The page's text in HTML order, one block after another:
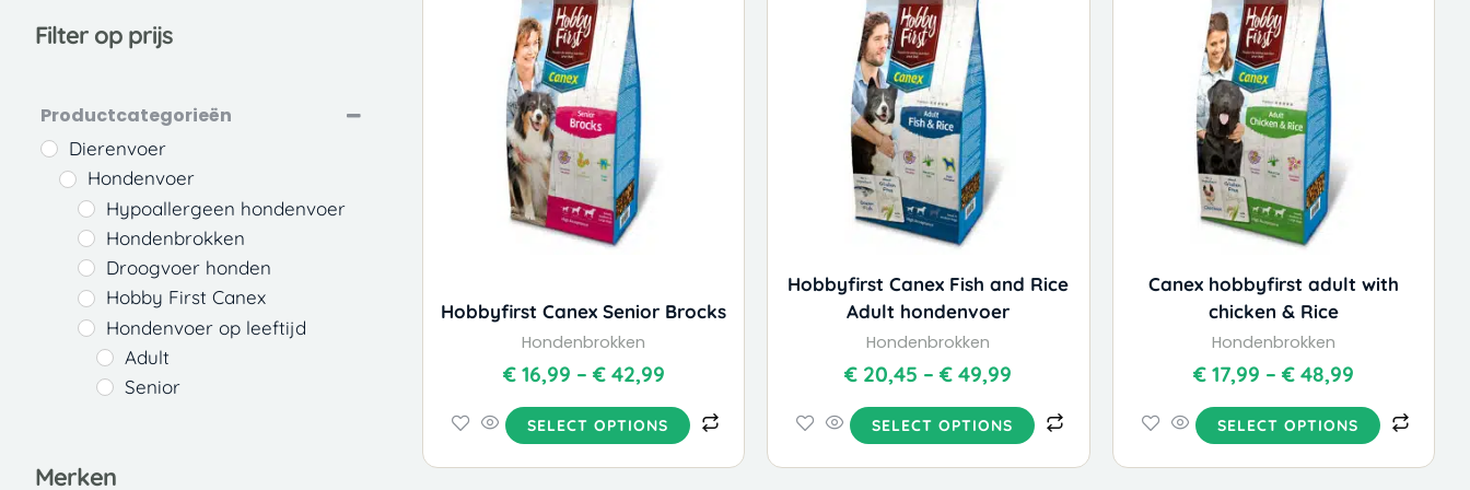
Filter op prijs
Productcategorieën
Dierenvoer
Hondenvoer
Hypoallergeen hondenvoer
Hondenbrokken
Droogvoer honden
Hobby First Canex
Hondenvoer op leeftijd
Adult
Senior
Merken
Hobbyfirst Canex Senior Brocks
Hondenbrokken
€16,99 – €42,99
SELECT OPTIONS
has
multiple
variants.
The
options
may
be
chosen
on
page
Hobbyfirst Canex Fish and Rice
Adult hondenvoer
Hondenbrokken
€ 20,45 – € 49,99
SELECT OPTIONS
has
multiple
variants.
The
options
may
be
chosen
on
product
page
Canex hobbyfirst adult with
chicken & Rice
Hondenbrokken
€17,99 – €48,99
SELECT OPTIONS
has
multiple
variants.
The
options
may
be
chosen
on
product
page